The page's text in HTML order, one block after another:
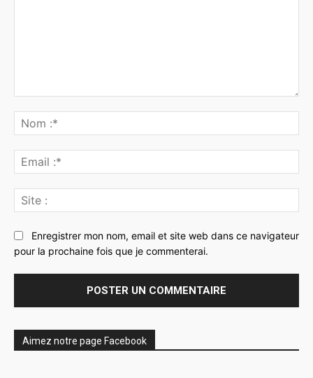
:*
:*
:
Enregistrer mon nom, email et site web dans ce navigateur
pour la prochaine fois que je commenterai.
Aimez notre page Facebook